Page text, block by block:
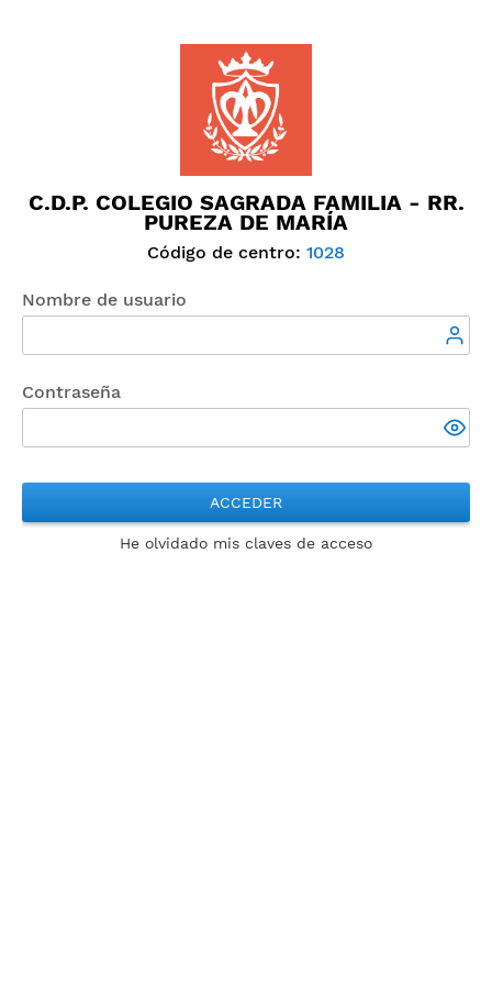
C.D.P. COLEGIO SAGRADA FAMILIA - RR.
PUREZA DE MARÍA
Código de centro: 1028
Nombre de usuario
Contraseña
ACCEDER
He olvidado mis claves de acceso